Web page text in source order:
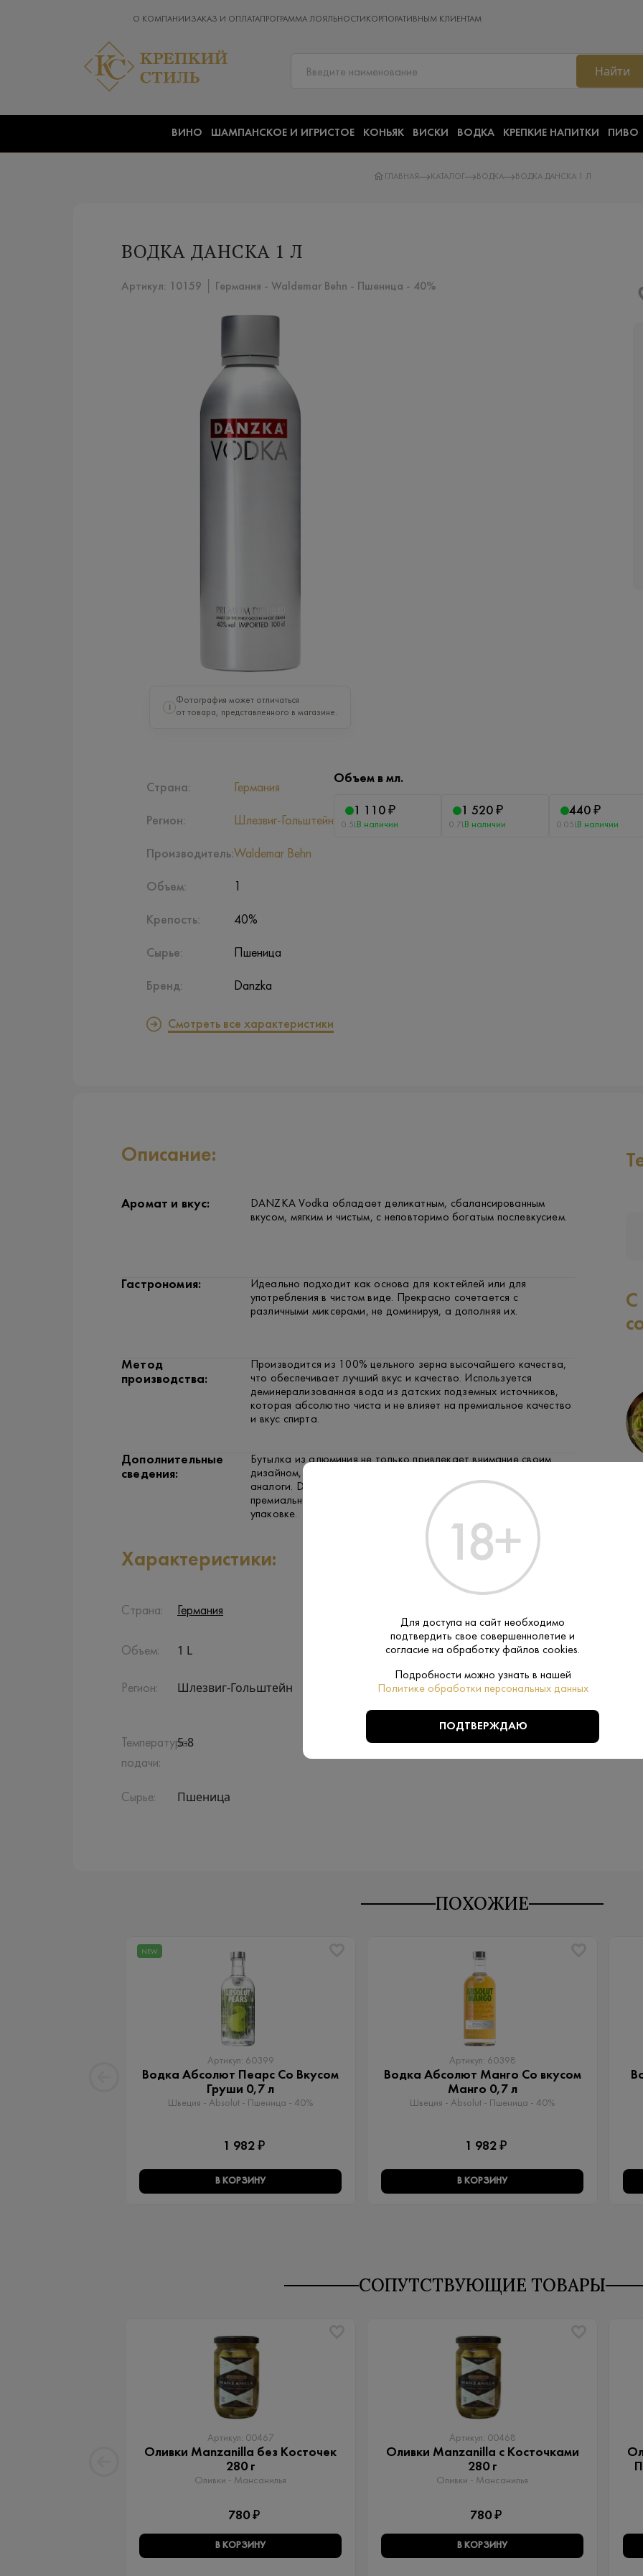
О КОМПАНИИ ЗАКАЗ И ОПЛАТАПРОГРАММА ЛОЯЛЬНОСТИ КОРПОРАТИВНЫМ КЛИЕНТАМ
Найти
ВИНО ШАМПАНСКОЕ И ИГРИСТОЕ КОНЬЯК ВИСКИ ВОДКА КРЕПКИЕ НАПИТКИ ПИВО
ГЛАВНАЯ КАТАЛОГ ВОДКА ВОДКА ДАНСКА 1 Л
ВОДКА ДАНСКА 1 Л
Артикул: 10159 │ Германия - Waldemar Behn - Пшеница - 40%
i
Фотография может отличаться
от товара, представленного в магазине.
Страна:
Регион:
Производитель:
Объем:
Крепость:
Сырье:
Бренд:
Германия
Шлезвиг-Гольштейн
Waldemar Behn
40%
Пшеница
Danzka
Смотреть все характеристики
Объем в мл.
1 110 ₽
0.5LВ наличии
1 520 ₽
0.7LВ наличии
440 ₽
0.05LВ наличии
Описание:
Аромат и вкус:
DANZKA Vodka обладает деликатным, сбалансированным
вкусом, мягким и чистым, с неповторимо богатым послевкусием.
Гастрономия:
Идеально подходит как основа для коктейлей или для
употребления в чистом виде. Прекрасно сочетается с
различными миксерами, не доминируя, а дополняя их.
Метод
производства:
Производится из 100% цельного зерна высочайшего качества,
что обеспечивает лучший вкус и качество. Используется
деминерализованная вода из датских подземных источников,
которая абсолютно чиста и не влияет на премиальное качество
и вкус спирта.
Дополнительные
сведения:
Бутылка из алюминия не только привлекает внимание своим
дизайном, но и охлаждает содержимое быстрее, чем стеклянные
аналоги. DANZKA Vodka известна как лучшая путешествующая
премиальная водка в мире благодаря своей небьющейся
упаковке.
С
Характеристики:
Страна: Германия
Объем: 1 L Крепость: 40%
Регион: Шлезвиг-Гольштейн
Подарочная
упаковка:
Нет
Температура
подачи:
5-8 Бренд: Danzka
Сырье: Пшеница
ПОХОЖИЕ
NEW
Артикул: 60399
Водка Абсолют Пеарс Со Вкусом
Груши 0,7 л
Швеция - Absolut - Пшеница - 40%
1 982 ₽
В КОРЗИНУ
Артикул: 60398
Водка Абсолют Манго Со вкусом
Манго 0,7 л
Швеция - Absolut - Пшеница - 40%
1 982 ₽
В КОРЗИНУ
СОПУТСТВУЮЩИЕ ТОВАРЫ
Артикул: 00467
Оливки Manzanilla без Косточек
280 г
Оливки - Мансанилья
780 ₽
В КОРЗИНУ
Артикул: 00468
Оливки Manzanilla с Косточками
280 г
Оливки - Мансанилья
780 ₽
В КОРЗИНУ
Для доступа на сайт необходимо
подтвердить свое совершеннолетие и
согласие на обработку файлов cookies.
Подробности можно узнать в нашей
Политике обработки персональных данных
ПОДТВЕРЖДАЮ